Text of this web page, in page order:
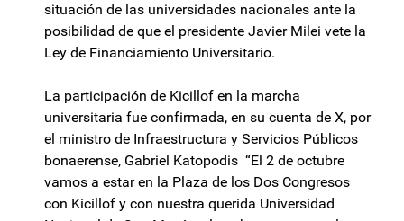
situación de las universidades nacionales ante la
posibilidad de que el presidente Javier Milei vete la
Ley de Financiamiento Universitario.
La participación de Kicillof en la marcha
universitaria fue confirmada, en su cuenta de X, por
el ministro de Infraestructura y Servicios Públicos
bonaerense, Gabriel Katopodis “El 2 de octubre
vamos a estar en la Plaza de los Dos Congresos
con Kicillof y con nuestra querida Universidad